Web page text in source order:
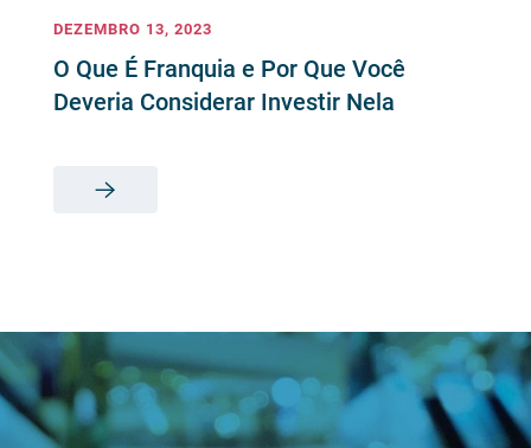
DEZEMBRO 13, 2023
O Que É Franquia e Por Que Você
Deveria Considerar Investir Nela